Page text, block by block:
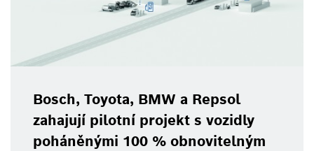
Bosch, Toyota, BMW a Repsol
zahajují pilotní projekt s vozidly
poháněnými 100 % obnovitelným